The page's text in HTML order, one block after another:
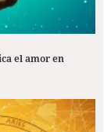
el amor en